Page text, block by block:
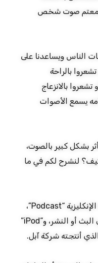
سمعتم صوت شخص
الناس ويساعدنا على
بالراحة
بالانزعاج
يسمع الأصوات
بشكل كبير بالصوت،
لنشرح لكم في ما
تأتي من كلمة “بودكاست” الكلمة الإنكليزية “Podcast”،
والتي تدمج بين “broadcast”، أي البث أو النشر، و”iPod”
أنتجته شركة آبل.